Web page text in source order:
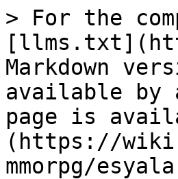
> For the
Markdown
available by
page is
(https://
mmorpg/